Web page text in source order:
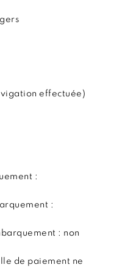
effectuée)
:
:
: non
de paiement ne